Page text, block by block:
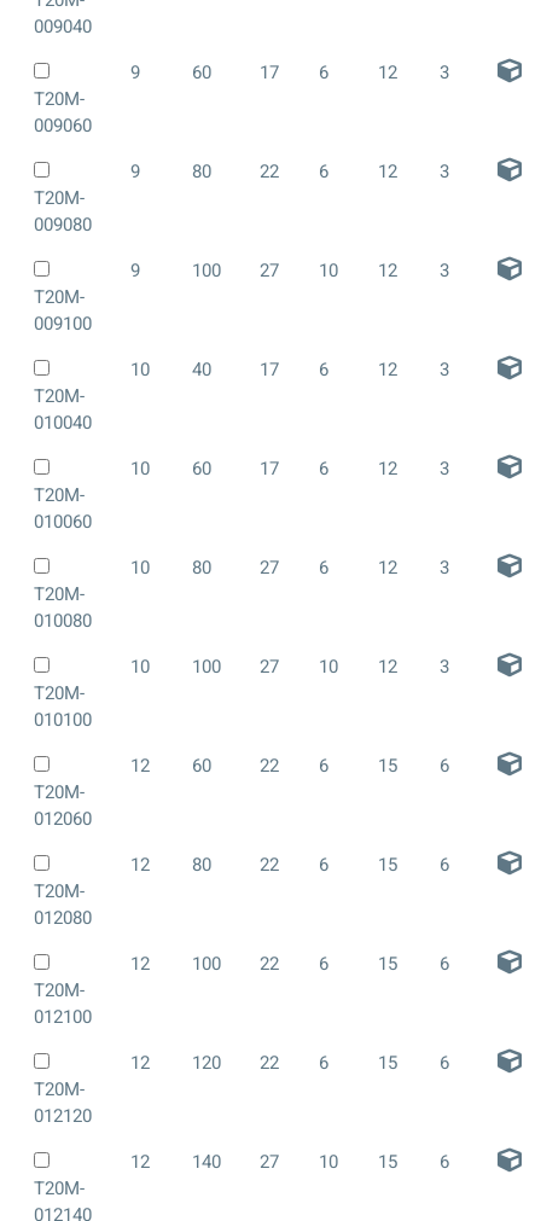
009040
T20M-
009060
9 60 17 6 12 3
T20M-
009080
9 80 22 6 12 3
T20M-
009100
9 100 27 10 12 3
T20M-
010040
10 40 17 6 12 3
T20M-
010060
10 60 17 6 12 3
T20M-
010080
10 80 27 6 12 3
T20M-
010100
10 100 27 10 12 3
T20M-
012060
12 60 22 6 15 6
T20M-
012080
12 80 22 6 15 6
T20M-
012100
12 100 22 6 15 6
T20M-
012120
12 120 22 6 15 6
T20M-
012140
12 140 27 10 15 6